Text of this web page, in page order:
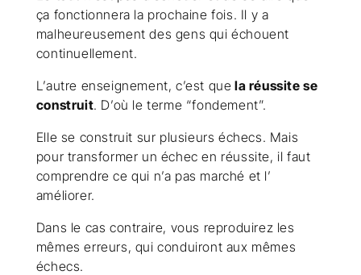
ça fonctionnera la prochaine fois. Il y a
malheureusement des gens qui échouent
continuellement.
L’autre enseignement, c’est que la réussite se
construit. D’où le terme “fondement”.
Elle se construit sur plusieurs échecs. Mais
pour transformer un échec en réussite, il faut
comprendre ce qui n’a pas marché et l’
améliorer.
Dans le cas contraire, vous reproduirez les
mêmes erreurs, qui conduiront aux mêmes
échecs.